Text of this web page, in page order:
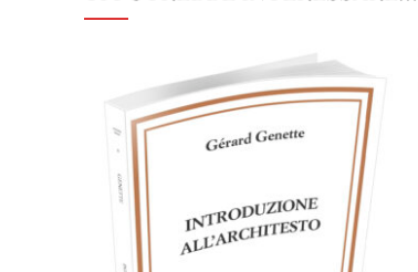
Cartaceo